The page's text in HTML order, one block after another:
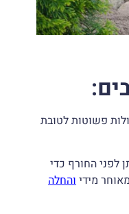
פשוטות לטובת
החורף כדי
מידיוהחלה